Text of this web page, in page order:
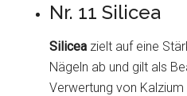
Nr. 11 Silicea
Silicea zielt auf eine
Nägeln ab und gilt als
Verwertung von